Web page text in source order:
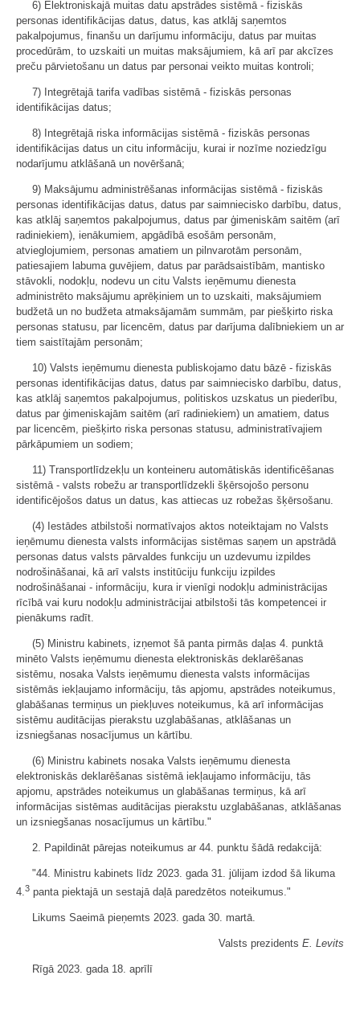
6) Elektroniskajā muitas datu apstrādes sistēmā - fiziskās
personas identifikācijas datus, datus, kas atklāj saņemtos
pakalpojumus, finanšu un darījumu informāciju, datus par muitas
procedūrām, to uzskaiti un muitas maksājumiem, kā arī par akcīzes
preču pārvietošanu un datus par personai veikto muitas kontroli;
7) Integrētajā tarifa vadības sistēmā - fiziskās personas
identifikācijas datus;
8) Integrētajā riska informācijas sistēmā - fiziskās personas
identifikācijas datus un citu informāciju, kurai ir nozīme noziedzīgu
nodarījumu atklāšanā un novēršanā;
9) Maksājumu administrēšanas informācijas sistēmā - fiziskās
personas identifikācijas datus, datus par saimniecisko darbību, datus,
kas atklāj saņemtos pakalpojumus, datus par ģimeniskām saitēm (arī
radiniekiem), ienākumiem, apgādībā esošām personām,
atvieglojumiem, personas amatiem un pilnvarotām personām,
patiesajiem labuma guvējiem, datus par parādsaistībām, mantisko
stāvokli, nodokļu, nodevu un citu Valsts ieņēmumu dienesta
administrēto maksājumu aprēķiniem un to uzskaiti, maksājumiem
budžetā un no budžeta atmaksājamām summām, par piešķirto riska
personas statusu, par licencēm, datus par darījuma dalībniekiem un ar
tiem saistītajām personām;
10) Valsts ieņēmumu dienesta publiskojamo datu bāzē - fiziskās
personas identifikācijas datus, datus par saimniecisko darbību, datus,
kas atklāj saņemtos pakalpojumus, politiskos uzskatus un piederību,
datus par ģimeniskajām saitēm (arī radiniekiem) un amatiem, datus
par licencēm, piešķirto riska personas statusu, administratīvajiem
pārkāpumiem un sodiem;
11) Transportlīdzekļu un konteineru automātiskās identificēšanas
sistēmā - valsts robežu ar transportlīdzekli šķērsojošo personu
identificējošos datus un datus, kas attiecas uz robežas šķērsošanu.
(4) Iestādes atbilstoši normatīvajos aktos noteiktajam no Valsts
ieņēmumu dienesta valsts informācijas sistēmas saņem un apstrādā
personas datus valsts pārvaldes funkciju un uzdevumu izpildes
nodrošināšanai, kā arī valsts institūciju funkciju izpildes
nodrošināšanai - informāciju, kura ir vienīgi nodokļu administrācijas
rīcībā vai kuru nodokļu administrācijai atbilstoši tās kompetencei ir
pienākums radīt.
(5) Ministru kabinets, izņemot šā panta pirmās daļas 4. punktā
minēto Valsts ieņēmumu dienesta elektroniskās deklarēšanas
sistēmu, nosaka Valsts ieņēmumu dienesta valsts informācijas
sistēmās iekļaujamo informāciju, tās apjomu, apstrādes noteikumus,
glabāšanas termiņus un piekļuves noteikumus, kā arī informācijas
sistēmu auditācijas pierakstu uzglabāšanas, atklāšanas un
izsniegšanas nosacījumus un kārtību.
(6) Ministru kabinets nosaka Valsts ieņēmumu dienesta
elektroniskās deklarēšanas sistēmā iekļaujamo informāciju, tās
apjomu, apstrādes noteikumus un glabāšanas termiņus, kā arī
informācijas sistēmas auditācijas pierakstu uzglabāšanas, atklāšanas
un izsniegšanas nosacījumus un kārtību."
2. Papildināt pārejas noteikumus ar 44. punktu šādā redakcijā:
"44. Ministru kabinets līdz 2023. gada 31. jūlijam izdod šā likuma
4. 3 panta piektajā un sestajā daļā paredzētos noteikumus."
Likums Saeimā pieņemts 2023. gada 30. martā.
Valsts prezidents E. Levits
Rīgā 2023. gada 18. aprīlī